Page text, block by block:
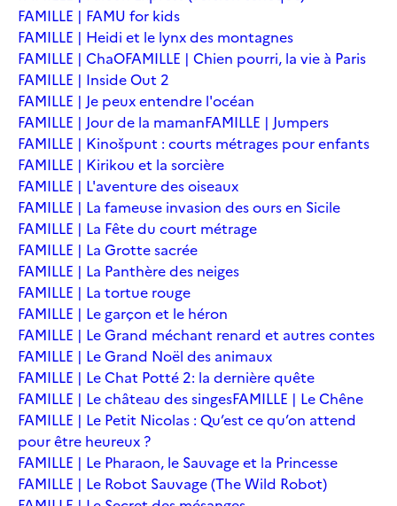
FAMILLE | FAMU for kids
FAMILLE | Heidi et le lynx des montagnes
FAMILLE | ChaOFAMILLE | Chien pourri, la vie à Paris
FAMILLE | Inside Out 2
FAMILLE | Je peux entendre l'océan
FAMILLE | Jour de la mamanFAMILLE | Jumpers
FAMILLE | Kinošpunt : courts métrages pour enfants
FAMILLE | Kirikou et la sorcière
FAMILLE | L'aventure des oiseaux
FAMILLE | La fameuse invasion des ours en Sicile
FAMILLE | La Fête du court métrage
FAMILLE | La Grotte sacrée
FAMILLE | La Panthère des neiges
FAMILLE | La tortue rouge
FAMILLE | Le garçon et le héron
FAMILLE | Le Grand méchant renard et autres contes
FAMILLE | Le Grand Noël des animaux
FAMILLE | Le Chat Potté 2: la dernière quête
FAMILLE | Le château des singesFAMILLE | Le Chêne
FAMILLE | Le Petit Nicolas : Qu’est ce qu’on attend
pour être heureux ?
FAMILLE | Le Pharaon, le Sauvage et la Princesse
FAMILLE | Le Robot Sauvage (The Wild Robot)